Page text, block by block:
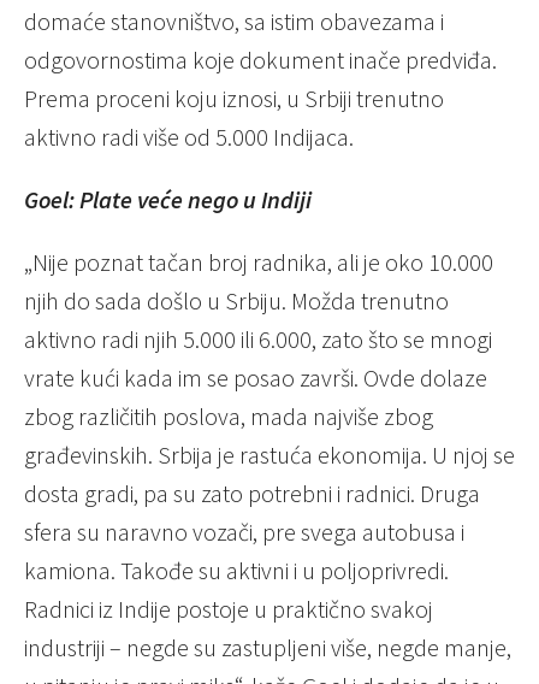
domaće stanovništvo, sa istim obavezama i
odgovornostima koje dokument inače predviđa.
Prema proceni koju iznosi, u Srbiji trenutno
aktivno radi više od 5.000 Indijaca.
Goel: Plate veće nego u Indiji
„Nije poznat tačan broj radnika, ali je oko 10.000
njih do sada došlo u Srbiju. Možda trenutno
aktivno radi njih 5.000 ili 6.000, zato što se mnogi
vrate kući kada im se posao završi. Ovde dolaze
zbog različitih poslova, mada najviše zbog
građevinskih. Srbija je rastuća ekonomija. U njoj se
dosta gradi, pa su zato potrebni i radnici. Druga
sfera su naravno vozači, pre svega autobusa i
kamiona. Takođe su aktivni i u poljoprivredi.
Radnici iz Indije postoje u praktično svakoj
industriji – negde su zastupljeni više, negde manje,